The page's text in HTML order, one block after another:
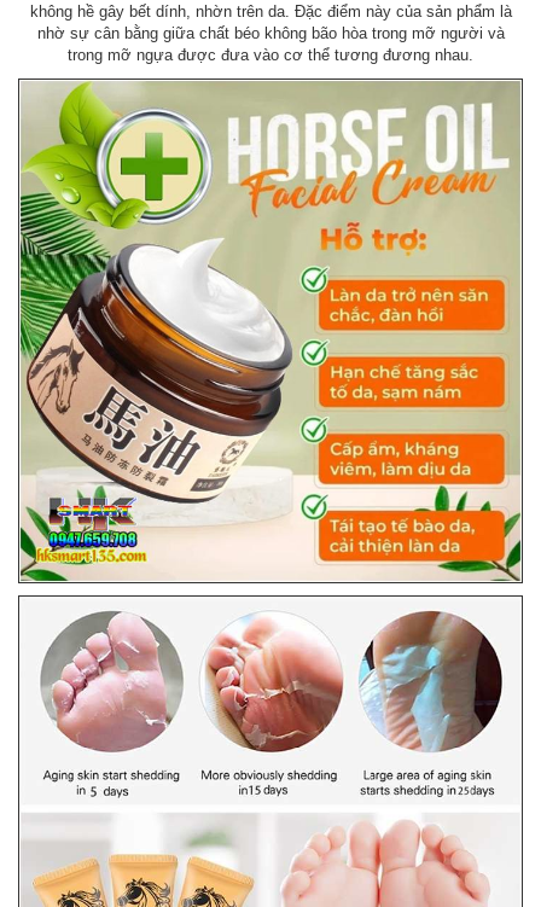
không hề gây bết dính, nhờn trên da. Đặc điểm này của sản phẩm là
nhờ sự cân bằng giữa chất béo không bão hòa trong mỡ người và
trong mỡ ngựa được đưa vào cơ thể tương đương nhau.